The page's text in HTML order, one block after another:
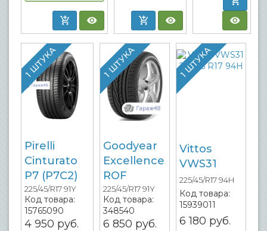
1 ШТУКА
Pirelli
Cinturato
P7 (P7C2)
225/45/R17 91Y
Код товара:
15765090
4 950 руб.
1 ШТУКА
Goodyear
Excellence
ROF
225/45/R17 91Y
Код товара:
348540
6 850 руб.
1 ШТУКА
Vittos
VWS31
225/45/R17 94H
Код товара:
15939011
6 180 руб.